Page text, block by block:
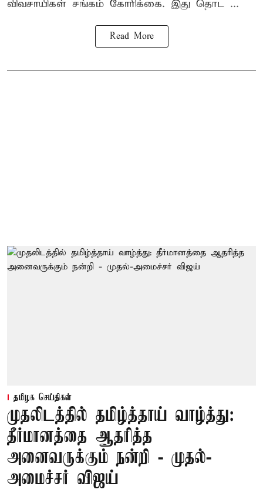
விவசாயிகள் சங்கம் கோரிக்கை. இது தொட ...
Read More
தமிழக செய்திகள்
முதலிடத்தில் தமிழ்த்தாய் வாழ்த்து:
தீர்மானத்தை ஆதரித்த
அனைவருக்கும் நன்றி - முதல்-
அமைச்சர் விஜய்